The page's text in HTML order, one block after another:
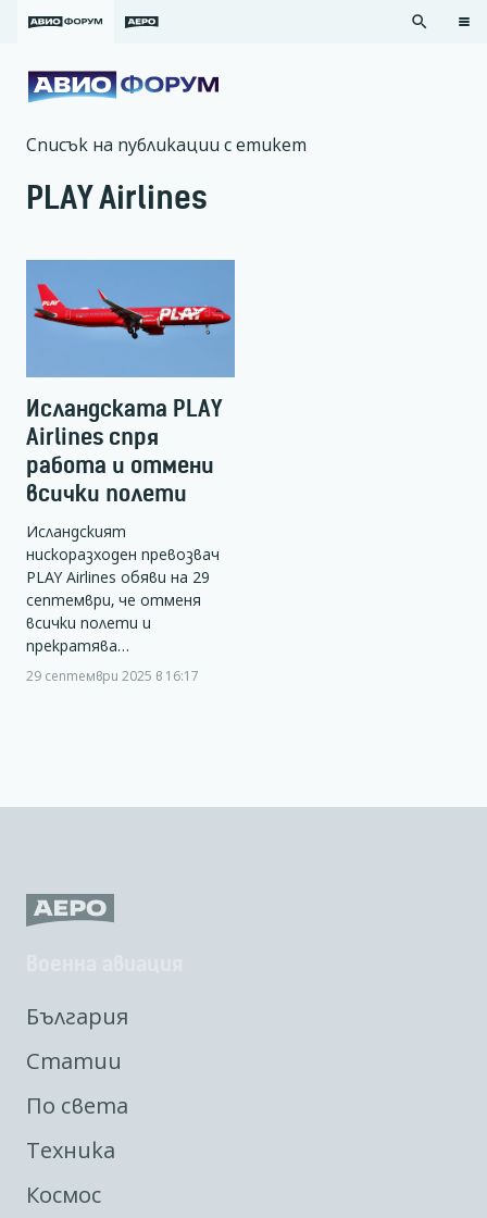
search
Списък на публикации с етикет
PLAY Airlines
Исландската PLAY
Airlines спря
работа и отмени
всички полети
Исландският
нискоразходен превозвач
PLAY Airlines обяви на 29
септември, че отменя
всички полети и
прекратява…
29 септември 2025 в 16:17
България
Статии
По света
Техника
Космос